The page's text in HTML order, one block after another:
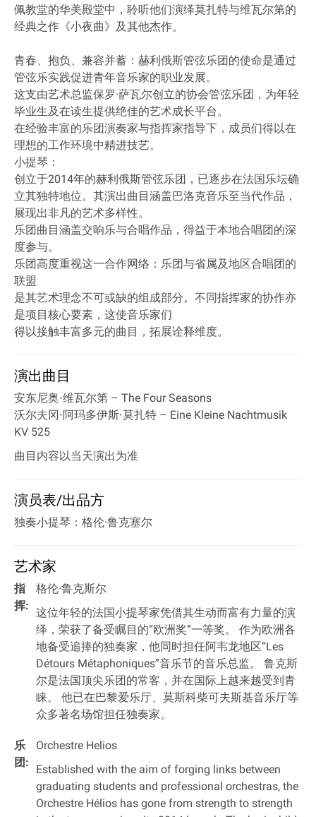
佩教堂的华美殿堂中，聆听他们演绎莫扎特与维瓦尔第的
经典之作《小夜曲》及其他杰作。
青春、抱负、兼容并蓄：赫利俄斯管弦乐团的使命是通过
管弦乐实践促进青年音乐家的职业发展。
这支由艺术总监保罗·萨瓦尔创立的协会管弦乐团，为年轻
毕业生及在读生提供绝佳的艺术成长平台。
在经验丰富的乐团演奏家与指挥家指导下，成员们得以在
理想的工作环境中精进技艺。
小提琴：
创立于2014年的赫利俄斯管弦乐团，已逐步在法国乐坛确
立其独特地位。其演出曲目涵盖巴洛克音乐至当代作品，
展现出非凡的艺术多样性。
乐团曲目涵盖交响乐与合唱作品，得益于本地合唱团的深
度参与。
乐团高度重视这一合作网络：乐团与省属及地区合唱团的
联盟
是其艺术理念不可或缺的组成部分。不同指挥家的协作亦
是项目核心要素，这使音乐家们
得以接触丰富多元的曲目，拓展诠释维度。
演出曲目
安东尼奥·维瓦尔第 – The Four Seasons
沃尔夫冈·阿玛多伊斯·莫扎特 – Eine Kleine Nachtmusik
KV 525
曲目内容以当天演出为准
演员表/出品方
独奏小提琴：格伦·鲁克塞尔
艺术家
指
挥:
格伦·鲁克斯尔
这位年轻的法国小提琴家凭借其生动而富有力量的演
绎，荣获了备受瞩目的“欧洲奖”一等奖。 作为欧洲各
地备受追捧的独奏家，他同时担任阿韦龙地区“Les
Détours Métaphoniques”音乐节的音乐总监。 鲁克斯
尔是法国顶尖乐团的常客，并在国际上越来越受到青
睐。 他已在巴黎爱乐厅、莫斯科柴可夫斯基音乐厅等
众多著名场馆担任独奏家。
乐
团:
Orchestre Helios
Established with the aim of forging links between
graduating students and professional orchestras, the
Orchestre Hélios has gone from strength to strength